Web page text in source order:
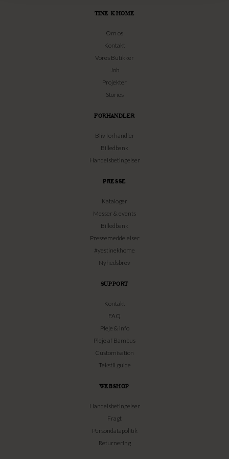
TINE K HOME
Om os
Kontakt
Vores Butikker
Job
Projekter
Stories
FORHANDLER
Bliv forhandler
Billedbank
Handelsbetingelser
PRESSE
Kataloger
Messer & events
Billedbank
Pressemeddelelser
#yestinekhome
Nyhedsbrev
SUPPORT
Kontakt
FAQ
Pleje & info
Pleje af Bambus
Customisation
Tekstil guide
WEBSHOP
Handelsbetingelser
Fragt
Persondatapolitik
Returnering